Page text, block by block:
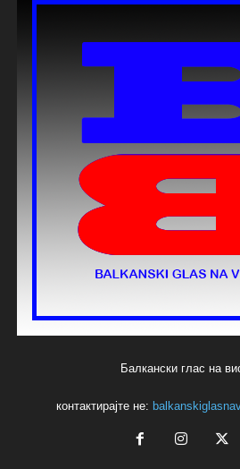
Балкански глас на
контактирајте не: